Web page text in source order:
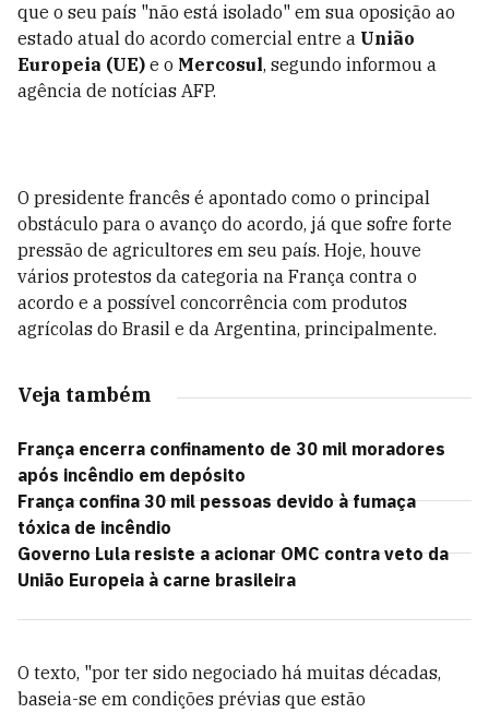
que o seu país "não está isolado" em sua oposição ao
estado atual do acordo comercial entre a União
Europeia (UE) e o Mercosul, segundo informou a
agência de notícias AFP.
O presidente francês é apontado como o principal
obstáculo para o avanço do acordo, já que sofre forte
pressão de agricultores em seu país. Hoje, houve
vários protestos da categoria na França contra o
acordo e a possível concorrência com produtos
agrícolas do Brasil e da Argentina, principalmente.
Veja também
França encerra confinamento de 30 mil moradores
após incêndio em depósito
França confina 30 mil pessoas devido à fumaça
tóxica de incêndio
Governo Lula resiste a acionar OMC contra veto da
União Europeia à carne brasileira
O texto, "por ter sido negociado há muitas décadas,
baseia-se em condições prévias que estão